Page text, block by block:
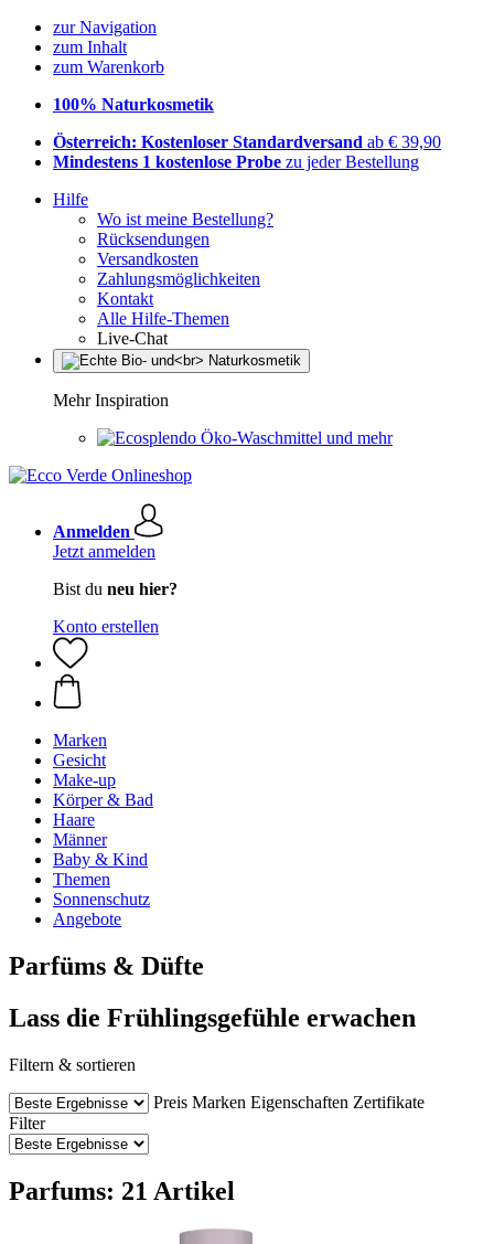
zur Navigation
zum Inhalt
zum Warenkorb
100% Naturkosmetik
Österreich: Kostenloser Standardversand ab € 39,90
Mindestens 1 kostenlose Probe zu jeder Bestellung
Hilfe
Wo ist meine Bestellung?
Rücksendungen
Versandkosten
Zahlungsmöglichkeiten
Kontakt
Alle Hilfe-Themen
Live-Chat
Mehr Inspiration
Öko-Waschmittel und mehr
Anmelden
Jetzt anmelden
Bist du neu hier?
Konto erstellen
Marken
Gesicht
Make-up
Körper & Bad
Haare
Männer
Baby & Kind
Themen
Sonnenschutz
Angebote
Parfüms & Düfte
Lass die Frühlingsgefühle erwachen
Filtern & sortieren
Preis Marken Eigenschaften Zertifikate
Filter
Parfums: 21 Artikel